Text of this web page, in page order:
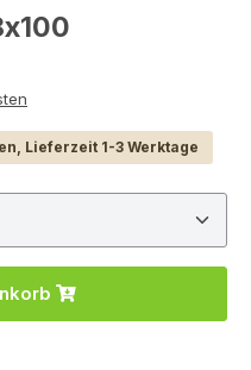
von 5 Sternen
Lieferzeit 1-3 Werktage
Wert ein